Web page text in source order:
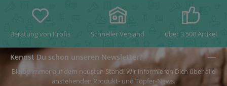
Beratung von Profis Schneller Versand über 3.500 Artikel
Kennst Du schon unseren Newsletter?
Bleibe immer auf dem neusten Stand! Wir informieren Dich über alle
anstehenden Produkt- und Töpfer-News.